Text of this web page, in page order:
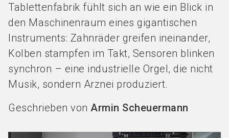
Tablettenfabrik fühlt sich an wie ein Blick in
den Maschinenraum eines gigantischen
Instruments: Zahnräder greifen ineinander,
Kolben stampfen im Takt, Sensoren blinken
synchron – eine industrielle Orgel, die nicht
Musik, sondern Arznei produziert.
Geschrieben von Armin Scheuermann